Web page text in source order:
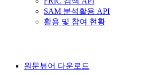
SAM 분석활용 API
활용 및 참여 현황
원문뷰어 다운로드